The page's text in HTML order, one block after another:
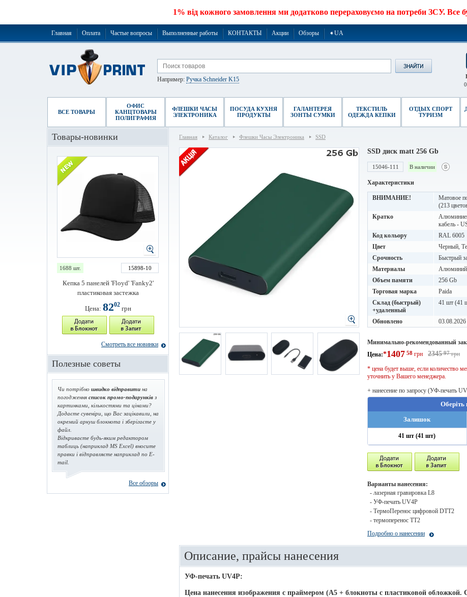
1% від кожного замовлення ми додатково перераховуємо на потреби ЗСУ. Все
Главная Оплата Частые вопросы Выполненные работы КОНТАКТЫ Акции Обзоры ➧UA
Например: Ручка Schneider K15
0
ВСЕ ТОВАРЫ
ОФИС
КАНЦТОВАРЫ
ПОЛИГРАФИЯ
ФЛЕШКИ ЧАСЫ
ЭЛЕКТРОНИКА
ПОСУДА КУХНЯ
ПРОДУКТЫ
ГАЛАНТЕРЕЯ
ЗОНТЫ СУМКИ
ТЕКСТИЛЬ
ОДЕЖДА КЕПКИ
ОТДЫХ СПОРТ
ТУРИЗМ
Главная Каталог Флешки Часы Электроника SSD
SSD диск matt 256 Gb
15046-111 В наличии
Характеристики
ВНИМАНИЕ!
Матовое
(213
Кратко
кабель -
Код кольору
RAL 6005
Цвет
Черный,
Срочность
Быстрый
Материалы
Алюминий
Объем памяти
256 Gb
Торговая марка
Paida
Склад (быстрый)
+удаленный
41 шт (41
Обновлено
Минимально-рекомендованный
Цена:*1407 58 грн 234597грн
* цена будет выше, если количество
уточнить у Вашего менеджера.
+ нанесение по запросу (УФ-печать
Оберіть
Залишок
41 шт (41 шт)
Варианты нанесения:
- лазерная гравировка L8
- УФ-печать UV4P
- ТермоПеренос цифровой DTT2
- термоперенос ТТ2
Подробно о нанесении
Описание, прайсы нанесения
УФ-печать UV4P:
Цена нанесения изображения c праймером (А5 + блокноты с пластиковой обложкой.
Товары-новинки
1688 шт. 15898-10
Кепка 5 панелей 'Floyd' 'Fanky2'
пластиковая застежка
Цена: 8202грн
Смотреть все новинки
Полезные советы
Чи потрібно швидко відправити на
погодження список промо-подарунків з
картинками, кількостями та цінами?
Додаєте сувеніри, що Вас зацікавили, на
окремий аркуш блокнота і зберігаєте у
файл.
Відкриваєте будь-яким редактором
таблиць (наприклад MS Excel) вносите
правки і відправляєте наприклад по E-
mail.
Все обзоры